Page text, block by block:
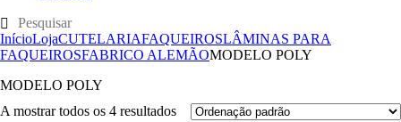
InícioLojaCUTELARIAFAQUEIROSLÂMINAS PARA
FAQUEIROSFABRICO ALEMÃOMODELO POLY
MODELO POLY
A mostrar todos os 4 resultados